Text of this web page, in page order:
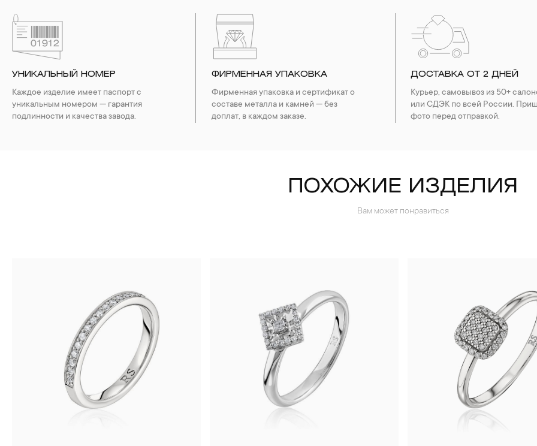
УНИКАЛЬНЫЙ НОМЕР
Каждое изделие имеет паспорт с
уникальным номером — гарантия
подлинности и качества завода.
ФИРМЕННАЯ УПАКОВКА
Фирменная упаковка и сертификат о
составе металла и камней — без
доплат, в каждом заказе.
ДОСТАВКА ОТ 2 ДНЕЙ
Курьер, самовывоз из 50+
или СДЭК по всей России.
фото перед отправкой.
ПОХОЖИЕ ИЗДЕЛИЯ
Вам может понравиться